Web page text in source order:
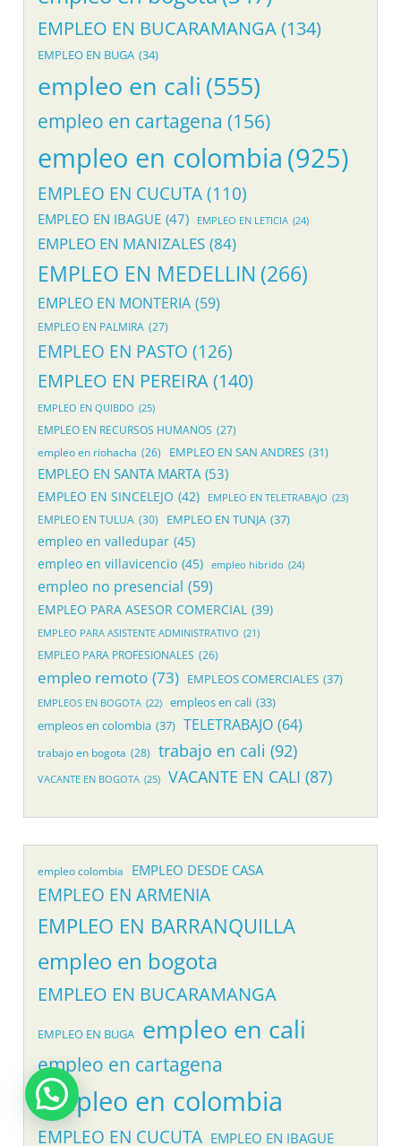
EMPLEO EN BUCARAMANGA(134)
EMPLEO EN BUGA (34)
empleo en cali (555)
empleo en cartagena (156)
empleo en colombia (925)
EMPLEO EN CUCUTA (110)
EMPLEO EN IBAGUE (47) EMPLEO EN LETICIA (24)
EMPLEO EN MANIZALES (84)
EMPLEO EN MEDELLIN (266)
EMPLEO EN MONTERIA (59)
EMPLEO EN PALMIRA (27)
EMPLEO EN PASTO (126)
EMPLEO EN PEREIRA(140)
EMPLEO EN QUIBDO (25)
EMPLEO EN RECURSOS HUMANOS (27)
empleo en riohacha (26) EMPLEO EN SAN ANDRES (31)
EMPLEO EN SANTA MARTA (53)
EMPLEO EN SINCELEJO (42) EMPLEO EN TELETRABAJO (23)
EMPLEO EN TULUA (30) EMPLEO EN TUNJA (37)
empleo en valledupar (45)
empleo en villavicencio (45) empleo hibrido (24)
empleo no presencial (59)
EMPLEO PARA ASESOR COMERCIAL (39)
EMPLEO PARA ASISTENTE ADMINISTRATIVO (21)
EMPLEO PARA PROFESIONALES (26)
empleo remoto (73) EMPLEOS COMERCIALES (37)
EMPLEOS EN BOGOTA (22) empleos en cali (33)
empleos en colombia (37) TELETRABAJO (64)
trabajo en bogota (28) trabajo en cali (92)
VACANTE EN BOGOTA (25) VACANTE EN CALI (87)
empleo colombia EMPLEO DESDE CASA
EMPLEO EN ARMENIA
EMPLEO EN BARRANQUILLA
empleo en bogota
EMPLEO EN BUCARAMANGA
EMPLEO EN BUGA empleo en cali
empleo en cartagena
empleo en colombia
EMPLEO EN CUCUTA EMPLEO EN IBAGUE